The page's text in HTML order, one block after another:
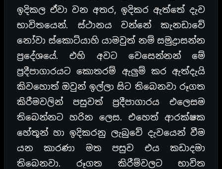
ඉදිකල ඒවා වන අතර, ඉදිකර ඇත්තේ දැව
භාවිතයෙන්. ස්ථානය වන්නේ කැනඩාවේ
නෝවා ස්කොට්යාහි යාමවුත් නම් සමුද්‍රාසන්න
ප්‍රදේශයේ. එහි අවට වෙසෙන්නන් මේ
ප්‍රදීපාගාරයට කොතරම් ඇලුම් කර ඇත්දැයි
කිවහොත් ඔවුන් ඉල්ලා සිට තිබෙනවා රූගත
කිරීමවලින් පසුවත් ප්‍රදීපාගාරය එලෙසම
තිබෙන්නට හරින ලෙස. එහෙත් ආරක්ෂක
හේතූන් හා ඉදිකරනු ලැබුවේ දැවයෙන් වීම
යන කාරණා මත පසුව එය කඩාදමා
තිබෙනවා. රූගත කිරීම්වලට භාවිත